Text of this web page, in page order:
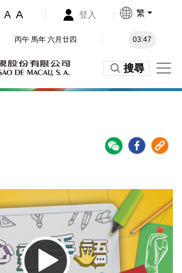
A A 登入 繁
丙午 馬年 六月廿四 03:47
搜尋